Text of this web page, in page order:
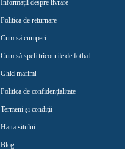
Informații despre livrare
Politica de returnare
Cum să cumperi
Cum să speli tricourile de fotbal
Ghid marimi
Politica de confidențialitate
Termeni și condiții
Harta sitului
Blog